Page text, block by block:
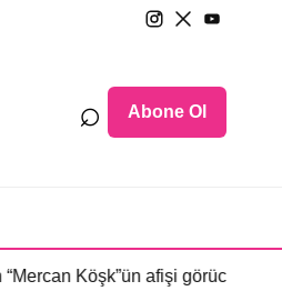
⌕ Abone Ol
Köşk”ün afişi görücüye çıktı